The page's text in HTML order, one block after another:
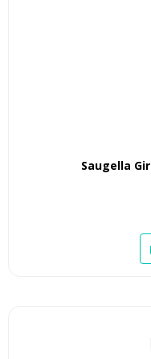
Saugella